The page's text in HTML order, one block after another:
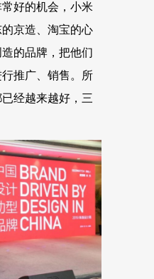
好的机会，小米
京造、淘宝的心
的品牌，把他们
推广、销售。所
经越来越好，三